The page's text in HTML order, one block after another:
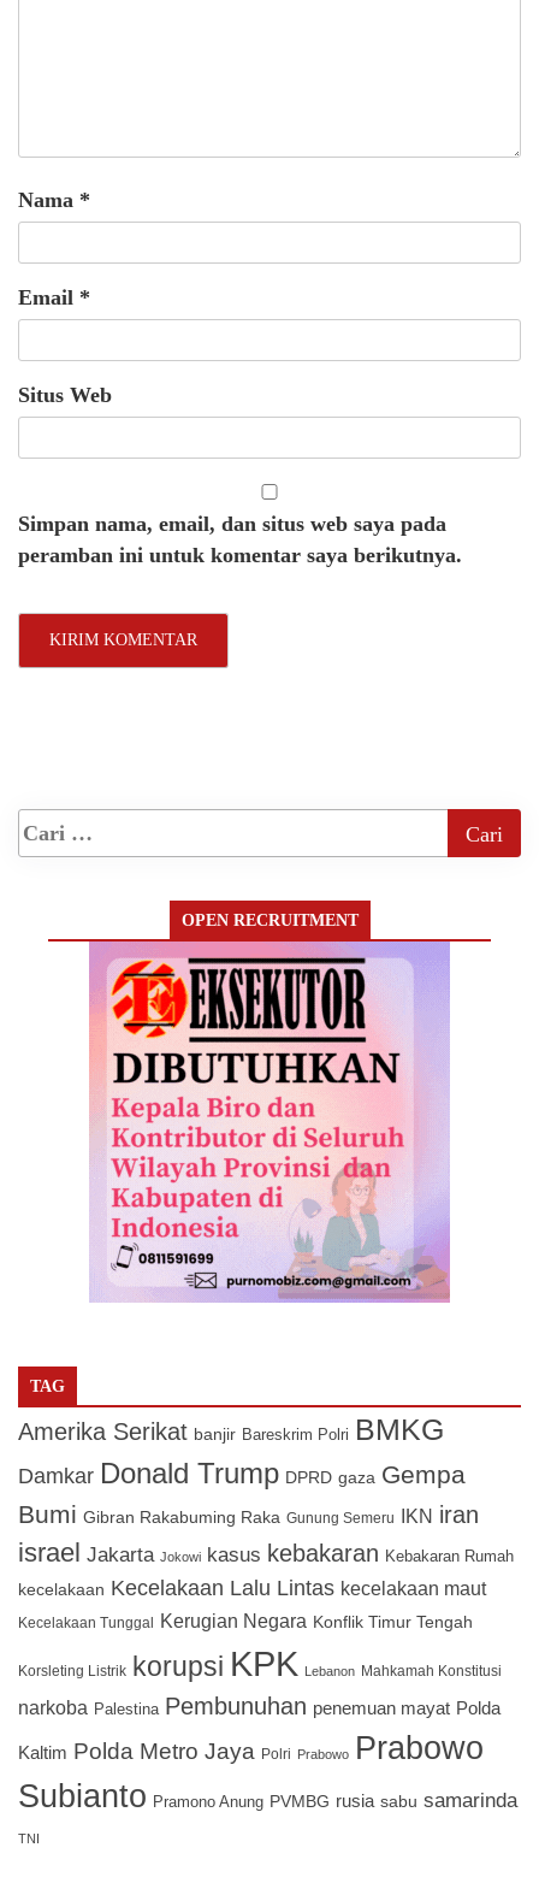
Nama *
Email *
Situs Web
Simpan nama, email, dan situs web saya pada
peramban ini untuk komentar saya berikutnya.
OPEN RECRUITMENT
TAG
Amerika Serikat banjir Bareskrim Polri BMKG
Damkar Donald Trump DPRD gaza Gempa
Bumi Gibran Rakabuming Raka Gunung Semeru IKN iran
israel Jakarta Jokowi kasus kebakaran Kebakaran Rumah
kecelakaan Kecelakaan Lalu Lintas kecelakaan maut
Kecelakaan Tunggal Kerugian Negara Konflik Timur Tengah
Korsleting Listrik korupsi KPK Lebanon Mahkamah Konstitusi
narkoba Palestina Pembunuhan penemuan mayat Polda
Kaltim Polda Metro Jaya Polri Prabowo Prabowo
Subianto Pramono Anung PVMBG rusia sabu samarinda
TNI